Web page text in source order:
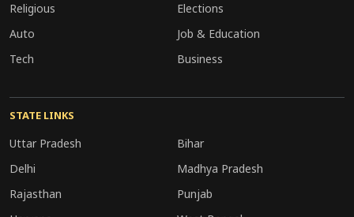
Religious
Auto
Tech
Elections
Job & Education
Business
STATE LINKS
Uttar Pradesh
Bihar
Delhi
Madhya Pradesh
Rajasthan
Punjab